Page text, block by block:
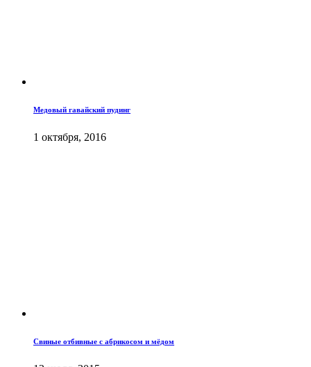
Медовый гавайский пудинг
1 октября, 2016
Свиные отбивные с абрикосом и мёдом